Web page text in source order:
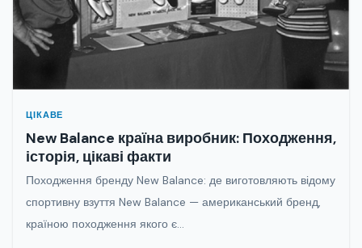
ЦІКАВЕ
New Balance країна виробник: Походження,
історія, цікаві факти
Походження бренду New Balance: де виготовляють відому
спортивну взуття New Balance — американський бренд,
країною походження якого є...